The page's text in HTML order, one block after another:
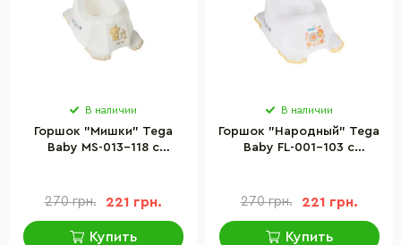
В наличии
Горшок "Мишки" Tega
Baby MS-013-118 с
270 грн. 221 грн.
Купить
В наличии
Горшок "Народный" Tega
Baby FL-001-103 с
270 грн. 221 грн.
Купить